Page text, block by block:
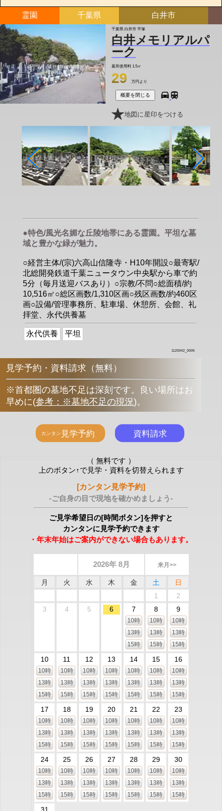
霊園 千葉県 白井市
千葉県 白井市 平塚
白井メモリアルパ
ーク
墓所使用料 1.5㎡
29 万円より
概要を閉じる
地図に星印をつける
●特色/風光名媚な丘陵地帯にある霊園。平坦な墓
域と豊かな緑が魅力。
○経営主体/(宗)六高山信隆寺・H10年開設○最寄駅/
北総開発鉄道千葉ニュータウン中央駅から車で約
5分（毎月送迎バスあり）○宗教/不問○総面積/約
10,516㎡○総区画数/1,310区画○残区画数/約460区
画○設備/管理事務所、駐車場、休憩所、会館、礼
拝堂、永代供養墓
永代供養 平坦
1120042_0005
見学予約・資料請求（無料）
※首都圏の墓地不足は深刻です。良い場所はお
早めに(参考：※墓地不足の現況)。
（ 無料です ）
上のボタン↑で見学・資料を切替えられます
[カンタン見学予約]
-ご自身の目で現地を確かめましょう-
ご見学希望日の[時間ボタン]を押すと
カンタンに見学予約できます
・年末年始はご案内ができない場合もあります。
2026年 8月 来月>>
月 火 水 木 金 土
日
1
2
3
4 5 6 7
10時
13時
15時
8
10時
13時
15時
9
10時
13時
15時
10
10時
13時
15時
11
10時
13時
15時
12
10時
13時
15時
13
10時
13時
15時
14
10時
13時
15時
15
10時
13時
15時
16
10時
13時
15時
17
10時
13時
15時
18
10時
13時
15時
19
10時
13時
15時
20
10時
13時
15時
21
10時
13時
15時
22
10時
13時
15時
23
10時
13時
15時
24
10時
13時
15時
25
10時
13時
15時
26
10時
13時
15時
27
10時
13時
15時
28
10時
13時
15時
29
10時
13時
15時
30
10時
13時
15時